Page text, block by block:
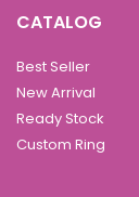
CATALOG
Best Seller
New Arrival
Ready Stock
Custom Ring